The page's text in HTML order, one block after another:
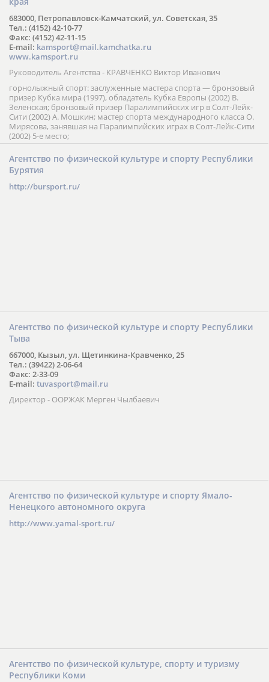
683000, Петропавловск-Камчатский, ул. Советская, 35
Тел.: (4152) 42-10-77
Факс: (4152) 42-11-15
E-mail: kamsport@mail.kamchatka.ru
www.kamsport.ru
Руководитель Агентства - КРАВЧЕНКО Виктор Иванович
горнолыжный спорт: заслуженные мастера спорта — бронзовый
призер Кубка мира (1997), обладатель Кубка Европы (2002) В.
Зеленская; бронзовый призер Паралимпийских игр в Солт-Лейк-
Сити (2002) А. Мошкин; мастер спорта международного класса О.
Мирясова, занявшая на Паралимпийских играх в Солт-Лейк-Сити
(2002) 5-е место;
Агентство по физической культуре и спорту Республики
Бурятия
http://bursport.ru/
Агентство по физической культуре и спорту Республики
Тыва
667000, Кызыл, ул. Щетинкина-Кравченко, 25
Тел.: (39422) 2-06-64
Факс: 2-33-09
E-mail: tuvasport@mail.ru
Директор - ООРЖАК Мерген Чылбаевич
Агентство по физической культуре и спорту Ямало-
Ненецкого автономного округа
http://www.yamal-sport.ru/
Агентство по физической культуре, спорту и туризму
Республики Коми